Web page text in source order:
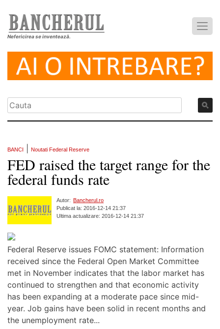
Nefericirea se inventează.
BANCI Noutati Federal Reserve
FED raised the target range for the
federal funds rate
Autor: Bancherul.ro
Publicat la: 2016-12-14 21:37
Ultima actualizare: 2016-12-14 21:37
Federal Reserve issues FOMC statement: Information
received since the Federal Open Market Committee
met in November indicates that the labor market has
continued to strengthen and that economic activity
has been expanding at a moderate pace since mid-
year. Job gains have been solid in recent months and
the unemployment rate...